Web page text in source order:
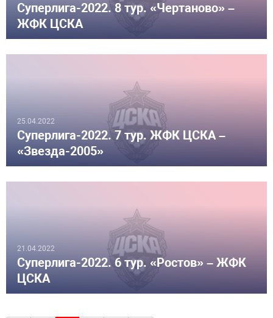
Суперлига-2022. 8 тур. «Чертаново» –
ЖФК ЦСКА
25.04.2022
Суперлига-2022. 7 тур. ЖФК ЦСКА –
«Звезда-2005»
21.04.2022
Суперлига-2022. 6 тур. «Ростов» – ЖФК
ЦСКА